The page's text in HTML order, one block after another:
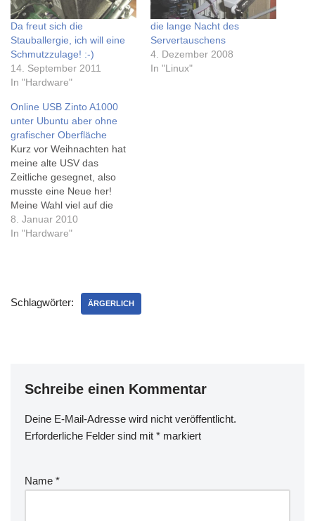
Da freut sich die
Stauballergie, ich will eine
Schmutzzulage! :-)
14. September 2011
In "Hardware"
die lange Nacht des
Servertauschens
4. Dezember 2008
In "Linux"
Online USB Zinto A1000
unter Ubuntu aber ohne
grafischer Oberfläche
Kurz vor Weihnachten hat
meine alte USV das
Zeitliche gesegnet, also
musste eine Neue her!
Meine Wahl viel auf die
Zinto A1000 von Online-
USV, die ich schon bei
natürlich sofort installiert -
8. Januar 2010
In "Hardware"
Schlagwörter: ÄRGERLICH
Schreibe einen Kommentar
Deine E-Mail-Adresse wird nicht veröffentlicht.
Erforderliche Felder sind mit * markiert
Name *